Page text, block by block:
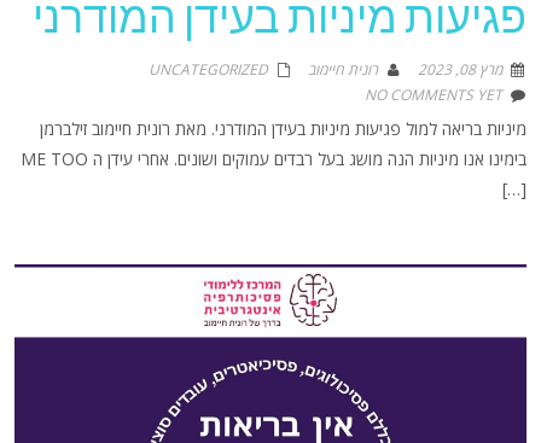
פגיעות מיניות בעידן המודרני
מרץ 08, 2023 רונית חיימוב
UNCATEGORIZED
NO COMMENTS YET
מיניות בריאה למול פגיעות מיניות בעידן המודרני. מאת רונית חיימוב זילברמן
בימינו אנו מיניות הנה מושג בעל רבדים עמוקים ושונים. אחרי עידן ה ME TOO
[…]